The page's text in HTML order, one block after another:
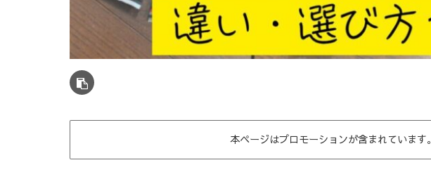
本ページはプロモーションが含まれています。